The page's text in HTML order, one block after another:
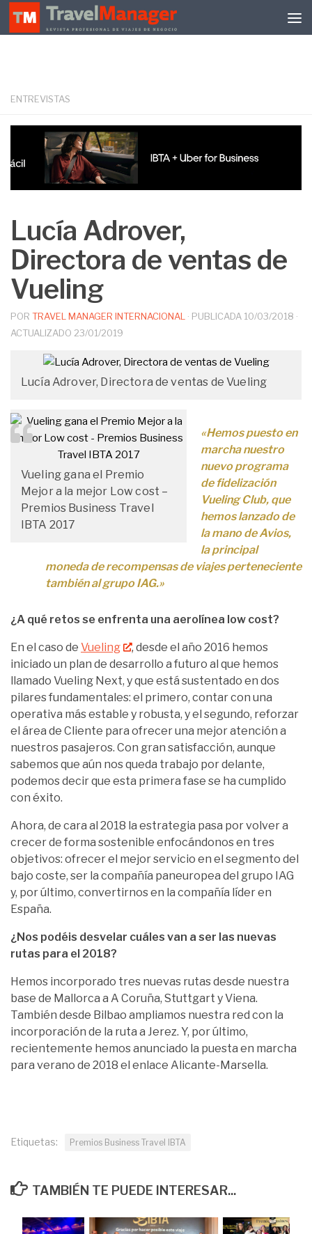
Debajo del contenido
ENTREVISTAS
Lucía Adrover,
Directora de ventas de
Vueling
POR TRAVEL MANAGER INTERNACIONAL · PUBLICADA 10/03/2018 ·
ACTUALIZADO 23/01/2019
Lucía Adrover, Directora de ventas de Vueling
Vueling gana el Premio
Mejor a la mejor Low cost –
Premios Business Travel
IBTA 2017
«Hemos puesto en
marcha nuestro
nuevo programa
de fidelización
Vueling Club, que
hemos lanzado de
la mano de Avios,
la principal
moneda de recompensas de viajes perteneciente
también al grupo IAG.»
¿A qué retos se enfrenta una aerolínea low cost?
En el caso de Vueling
, desde el año 2016 hemos
iniciado un plan de desarrollo a futuro al que hemos
llamado Vueling Next, y que está sustentado en dos
pilares fundamentales: el primero, contar con una
operativa más estable y robusta, y el segundo, reforzar
el área de Cliente para ofrecer una mejor atención a
nuestros pasajeros. Con gran satisfacción, aunque
sabemos que aún nos queda trabajo por delante,
podemos decir que esta primera fase se ha cumplido
con éxito.
Ahora, de cara al 2018 la estrategia pasa por volver a
crecer de forma sostenible enfocándonos en tres
objetivos: ofrecer el mejor servicio en el segmento del
bajo coste, ser la compañía paneuropea del grupo IAG
y, por último, convertirnos en la compañía líder en
España.
¿Nos podéis desvelar cuáles van a ser las nuevas
rutas para el 2018?
Hemos incorporado tres nuevas rutas desde nuestra
base de Mallorca a A Coruña, Stuttgart y Viena.
También desde Bilbao ampliamos nuestra red con la
incorporación de la ruta a Jerez. Y, por último,
recientemente hemos anunciado la puesta en marcha
para verano de 2018 el enlace Alicante-Marsella.
Etiquetas: Premios Business Travel IBTA
TAMBIÉN TE PUEDE INTERESAR...